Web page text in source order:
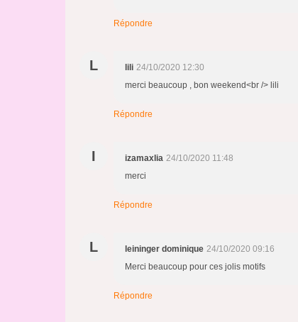
Répondre
L lili 24/10/2020 12:30
merci beaucoup , bon weekend<br /> lili
Répondre
I izamaxlia 24/10/2020 11:48
merci
Répondre
L leininger dominique 24/10/2020 09:16
Merci beaucoup pour ces jolis motifs
Répondre